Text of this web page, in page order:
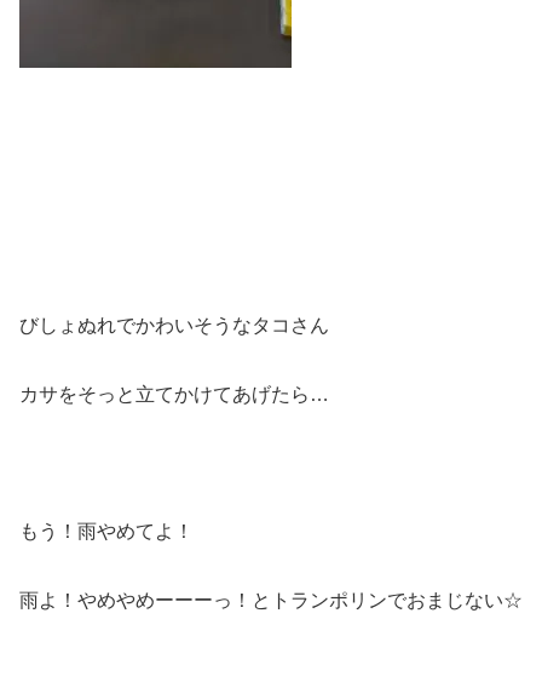
びしょぬれでかわいそうなタコさん
カサをそっと立てかけてあげたら…
もう！雨やめてよ！
雨よ！やめやめーーーっ！とトランポリンでおまじない☆